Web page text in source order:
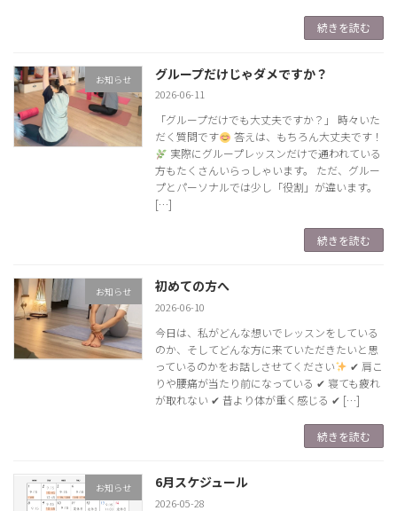
続きを読む
お知らせ グループだけじゃダメですか？
2026-06-11
「グループだけでも大丈夫ですか？」 時々いた
だく質問です
答えは、もちろん大丈夫です！
実際にグループレッスンだけで通われている
方もたくさんいらっしゃいます。 ただ、グルー
プとパーソナルでは少し「役割」が違います。
[…]
続きを読む
お知らせ 初めての方へ
2026-06-10
今日は、私がどんな想いでレッスンをしている
のか、そしてどんな方に来ていただきたいと思
っているのかをお話しさせてください
✔ 肩こ
りや腰痛が当たり前になっている ✔ 寝ても疲れ
が取れない ✔ 昔より体が重く感じる ✔ […]
続きを読む
お知らせ 6月スケジュール
2026-05-28